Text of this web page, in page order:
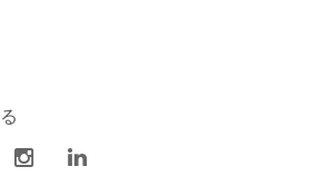
YoutubeInstagram